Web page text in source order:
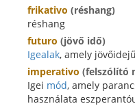
frikativo (réshang)
réshang
futuro (jövő idő)
Igealak, amely
imperativo (felszólító
Igei mód, amely
használata